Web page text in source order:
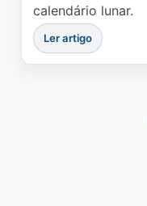
calendário lunar.
Ler artigo